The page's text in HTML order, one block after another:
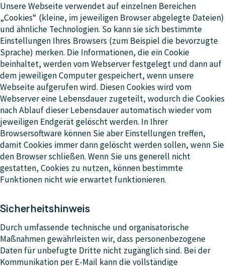
Unsere Webseite verwendet auf einzelnen Bereichen
„Cookies“ (kleine, im jeweiligen Browser abgelegte Dateien)
und ähnliche Technologien. So kann sie sich bestimmte
Einstellungen Ihres Browsers (zum Beispiel die bevorzugte
Sprache) merken. Die Informationen, die ein Cookie
beinhaltet, werden vom Webserver festgelegt und dann auf
dem jeweiligen Computer gespeichert, wenn unsere
Webseite aufgerufen wird. Diesen Cookies wird vom
Webserver eine Lebensdauer zugeteilt, wodurch die Cookies
nach Ablauf dieser Lebensdauer automatisch wieder vom
jeweiligen Endgerät gelöscht werden. In Ihrer
Browsersoftware können Sie aber Einstellungen treffen,
damit Cookies immer dann gelöscht werden sollen, wenn Sie
den Browser schließen. Wenn Sie uns generell nicht
gestatten, Cookies zu nutzen, können bestimmte
Funktionen nicht wie erwartet funktionieren.
Sicherheitshinweis
Durch umfassende technische und organisatorische
Maßnahmen gewährleisten wir, dass personenbezogene
Daten für unbefugte Dritte nicht zugänglich sind. Bei der
Kommunikation per E-Mail kann die vollständige